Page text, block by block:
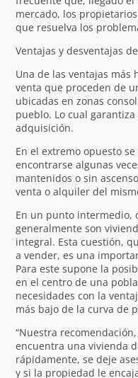
mercado, los
que resuelva los
Ventajas y desventajas
Una de las ventajas más
venta que proceden de
ubicadas en zonas
pueblo. Lo cual
adquisición.
En el extremo opuesto
encontrarse algunas
mantenidos o sin
venta o alquiler del
En un punto intermedio,
generalmente son
integral. Esta cuestión,
a vender, es una
Para este supone la
en el centro de una
necesidades con la
más bajo de la curva de
“Nuestra
encuentra una vivienda
rápidamente, se deje
y si la propiedad le